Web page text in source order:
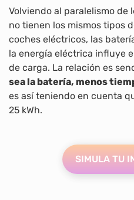
Volviendo al paralelismo de
no tienen los mismos tipos
coches eléctricos, las
la energía eléctrica influye
de carga. La relación es
sea la batería, menos
es así teniendo en cuenta
25 kWh.
SIMULA TU